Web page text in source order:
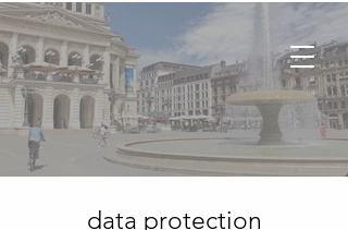
data protection